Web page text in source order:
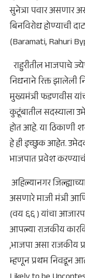
सुनेत्रा पवार असणार
बिनविरोध होण्याची
(Baramati, Rahuri
राहुरीतील भाजपाचे
निधनाने रिक्त झालेली
मुख्यमंत्री फडणवीस
कुटूंबातील सदस्याला
होत आहे. या ठिकाणी
हे ही इच्छुक आहेत.
भाजपात प्रवेश
अहिल्यानगर
असणारे माजी मंत्री
(वय ६६ ) यांचा
आपल्या राजकीय
,भाजपा असा राजकीय
म्हणून प्रथम निवडून